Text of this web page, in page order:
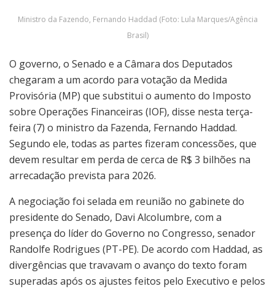
Ministro da Fazendo, Fernando Haddad (Foto: Lula Marques/Agência
Brasil)
O governo, o Senado e a Câmara dos Deputados
chegaram a um acordo para votação da Medida
Provisória (MP) que substitui o aumento do Imposto
sobre Operações Financeiras (IOF), disse nesta terça-
feira (7) o ministro da Fazenda, Fernando Haddad.
Segundo ele, todas as partes fizeram concessões, que
devem resultar em perda de cerca de R$ 3 bilhões na
arrecadação prevista para 2026.
A negociação foi selada em reunião no gabinete do
presidente do Senado, Davi Alcolumbre, com a
presença do líder do Governo no Congresso, senador
Randolfe Rodrigues (PT-PE). De acordo com Haddad, as
divergências que travavam o avanço do texto foram
superadas após os ajustes feitos pelo Executivo e pelos